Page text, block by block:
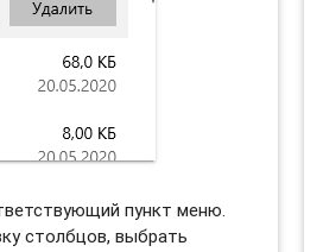
пункт меню.
столбцов, выбрать